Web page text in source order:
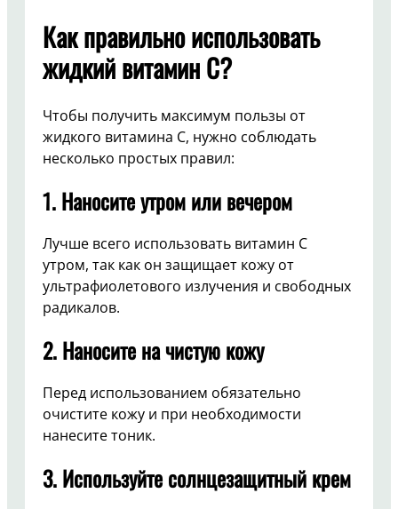
Как правильно использовать
жидкий витамин C?
Чтобы получить максимум пользы от
жидкого витамина C, нужно соблюдать
несколько простых правил:
1.Наносите утром или вечером
Лучше всего использовать витамин C
утром, так как он защищает кожу от
ультрафиолетового излучения и свободных
радикалов.
2.Наносите на чистую кожу
Перед использованием обязательно
очистите кожу и при необходимости
нанесите тоник.
3.Используйте солнцезащитный крем